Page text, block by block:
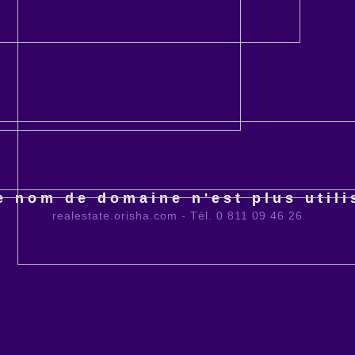
nom de domaine n'est plus
realestate.orisha.com - Tél. 0 811 09 46 26